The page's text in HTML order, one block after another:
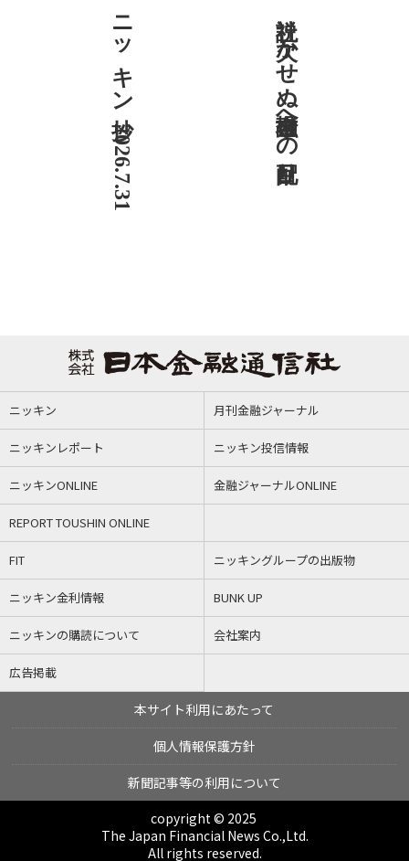
ニッキン抄 2026.7.31 社説 欠かせぬ金融市場への目配り
ニッキン 月刊金融ジャーナル
ニッキンレポート ニッキン投信情報
ニッキンONLINE 金融ジャーナルONLINE
REPORT TOUSHIN ONLINE
FIT ニッキングループの出版物
ニッキン金利情報 BUNK UP
ニッキンの購読について 会社案内
広告掲載
本サイト利用にあたって
個人情報保護方針
新聞記事等の利用について
copyright © 2025
The Japan Financial News Co.,Ltd.
All rights reserved.